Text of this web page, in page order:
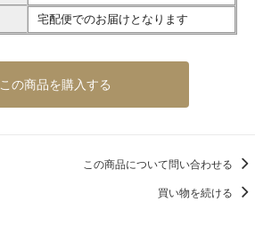
宅配便でのお届けとなります
この商品を購入する
この商品について問い合わせる
買い物を続ける